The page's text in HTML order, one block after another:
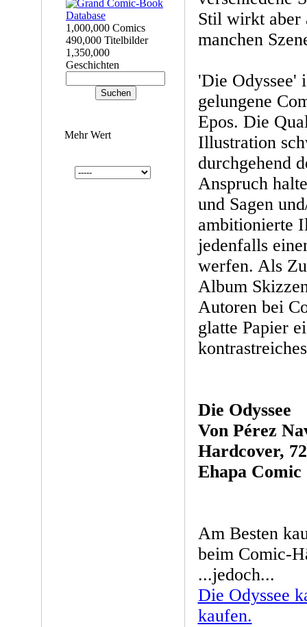
1,000,000 Comics
490,000 Titelbilder
1,350,000
Geschichten
Mehr Wert
Stil wirkt aber
manchen
'Die Odyssee'
gelungene
Epos. Die
Illustration
durchgehend
Anspruch
und Sagen
ambitionierte
jedenfalls
werfen. Als
Album
Autoren bei
glatte Papier
Die Odyssee
Von Pérez
Hardcover,
Ehapa Comic
Am Besten
beim Comic-
...jedoch...
Die Odyssee
kaufen.